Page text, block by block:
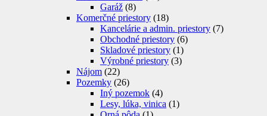
Garáž (8)
Komerčné priestory (18)
Kancelárie a admin. priestory (7)
Obchodné priestory (6)
Skladové priestory (1)
Výrobné priestory (3)
Nájom (22)
Pozemky (26)
Iný pozemok (4)
Lesy, lúka, vinica (1)